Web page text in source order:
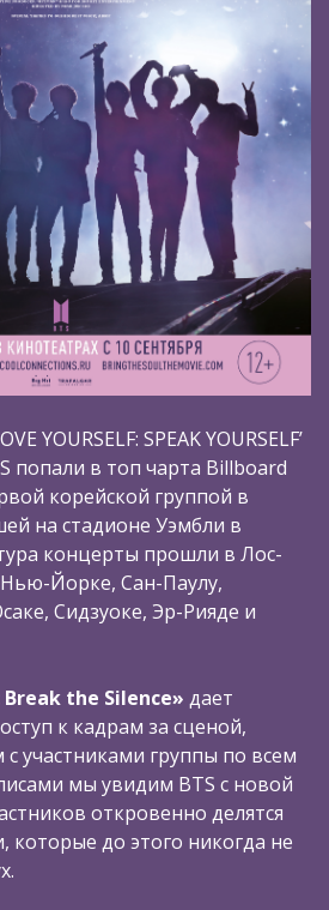
YOURSELF: SPEAK YOURSELF’
попали в топ чарта Billboard
корейской группой в
на стадионе Уэмбли в
концерты прошли в Лос-
Йорке, Сан-Паулу,
Сидзуоке, Эр-Рияде и
Break the Silence» дает
к кадрам за сценой,
с участниками группы по всем
мы увидим BTS c новой
откровенно делятся
до этого никогда не